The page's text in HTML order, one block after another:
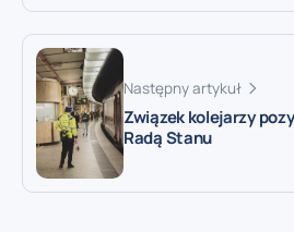
Następny artykuł
Związek kolejarzy
Radą Stanu